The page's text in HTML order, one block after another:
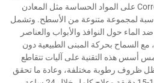
علاج متعادلة تمنع الت.Corrosion على المواد الحساسة مثل المعادن
لمجموعة متنوعة من الأسطح. وتشمل
الماء حول النوافذ والأبواب والعناصر
مع السماح بحركة المبنى الطبيعية دون
أسس هذه التقنية على آليات تتقاطع
ظروف رطوبة مختلفة، وعادة ما تحقق